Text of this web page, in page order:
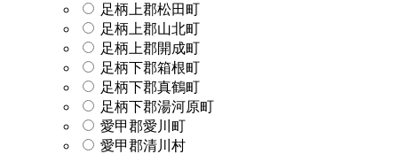
足柄上郡松田町
足柄上郡山北町
足柄上郡開成町
足柄下郡箱根町
足柄下郡真鶴町
足柄下郡湯河原町
愛甲郡愛川町
愛甲郡清川村